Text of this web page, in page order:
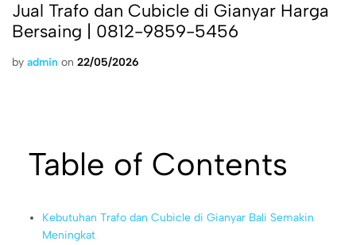
Jual Trafo dan Cubicle di Gianyar Harga
Bersaing | 0812-9859-5456
by admin on 22/05/2026
Table of Contents
Kebutuhan Trafo dan Cubicle di Gianyar Bali Semakin
Meningkat